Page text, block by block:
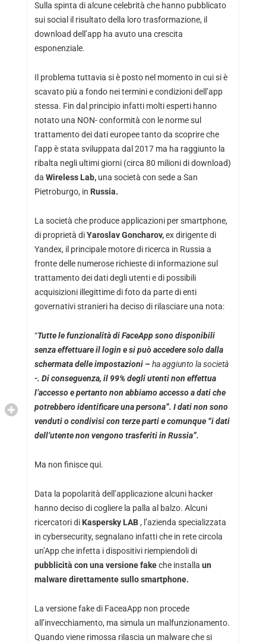
Sulla spinta di alcune celebrità che hanno pubblicato
sui social il risultato della loro trasformazione, il
download dell’app ha avuto una crescita
esponenziale.
Il problema tuttavia si è posto nel momento in cui si è
scavato più a fondo nei termini e condizioni dell’app
stessa. Fin dal principio infatti molti esperti hanno
notato una NON- conformità con le norme sul
trattamento dei dati europee tanto da scoprire che
l’app è stata sviluppata dal 2017 ma ha raggiunto la
ribalta negli ultimi giorni (circa 80 milioni di download)
da Wireless Lab,una società con sede a San
Pietroburgo, in Russia.
La società che produce applicazioni per smartphone,
di proprietà diYaroslav Goncharov,ex dirigente di
Yandex, il principale motore di ricerca in Russia a
fronte delle numerose richieste di informazione sul
trattamento dei dati degli utenti e di possibili
acquisizioni illegittime di foto da parte di enti
governativi stranieri ha deciso di rilasciare una nota:
“Tutte le funzionalità di FaceApp sono disponibili
senza effettuare il login e si può accedere solo dalla
schermata delle impostazioni – ha aggiunto la società
-. Di conseguenza, il 99% degli utenti non effettua
l’accesso e pertanto non abbiamo accesso a dati che
potrebbero identificare una persona”. I dati non sono
venduti o condivisi con terze parti e comunque “i dati
dell’utente non vengono trasferiti in Russia”.
Ma non finisce qui.
Data la popolarità dell’applicazione alcuni hacker
hanno deciso di cogliere la palla al balzo. Alcuni
ricercatori di Kaspersky LAB, l’azienda specializzata
in cybersecurity, segnalano infatti che in rete circola
un’App che infetta i dispositivi riempiendoli di
pubblicità con una versione fakeche installa un
malware direttamente sullosmartphone.
La versione fake di FaceaApp non procede
all’invecchiamento, ma simula un malfunzionamento.
Quando viene rimossa rilascia un malware che si